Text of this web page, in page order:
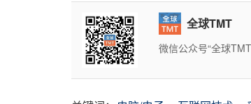
全球TMT
微信公众号“全球